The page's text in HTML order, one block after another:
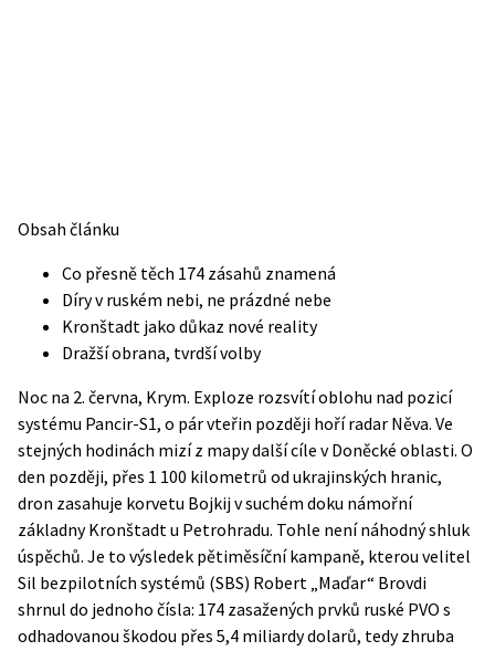
Obsah článku
Co přesně těch 174 zásahů znamená
Díry v ruském nebi, ne prázdné nebe
Kronštadt jako důkaz nové reality
Dražší obrana, tvrdší volby
Noc na 2. června, Krym. Exploze rozsvítí oblohu nad pozicí
systému Pancir-S1, o pár vteřin později hoří radar Něva. Ve
stejných hodinách mizí z mapy další cíle v Doněcké oblasti. O
den později, přes 1 100 kilometrů od ukrajinských hranic,
dron zasahuje korvetu Bojkij v suchém doku námořní
základny Kronštadt u Petrohradu. Tohle není náhodný shluk
úspěchů. Je to výsledek pětiměsíční kampaně, kterou velitel
Sil bezpilotních systémů (SBS) Robert „Maďar“ Brovdi
shrnul do jednoho čísla: 174 zasažených prvků ruské PVO s
odhadovanou škodou přes 5,4 miliardy dolarů, tedy zhruba